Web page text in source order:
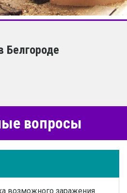
Белгороде
вопросы
возможного заражения